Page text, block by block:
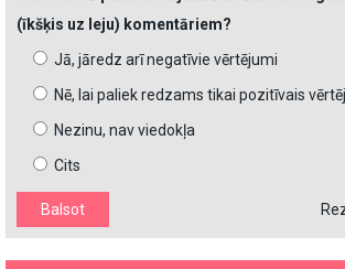
(īkšķis uz leju) komentāriem?
Jā, jāredz arī negatīvie vērtējumi
Nē, lai paliek redzams tikai pozitīvais
Nezinu, nav viedokļa
Cits